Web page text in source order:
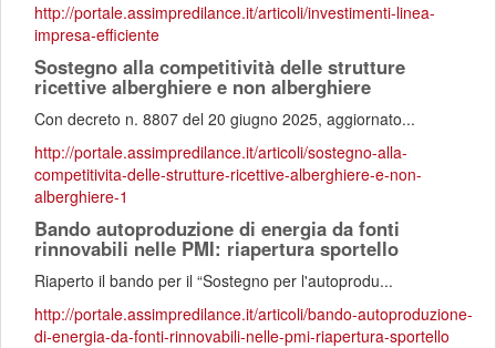
http://portale.assimpredilance.it/articoli/investimenti-linea-
impresa-efficiente
Sostegno alla competitività delle strutture
ricettive alberghiere e non alberghiere
Con decreto n. 8807 del 20 giugno 2025, aggiornato...
http://portale.assimpredilance.it/articoli/sostegno-alla-
competitivita-delle-strutture-ricettive-alberghiere-e-non-
alberghiere-1
Bando autoproduzione di energia da fonti
rinnovabili nelle PMI: riapertura sportello
Riaperto il bando per il “Sostegno per l'autoprodu...
http://portale.assimpredilance.it/articoli/bando-autoproduzione-
di-energia-da-fonti-rinnovabili-nelle-pmi-riapertura-sportello